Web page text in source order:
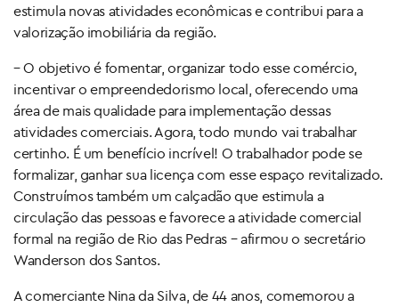
estimula novas atividades econômicas e contribui para a
valorização imobiliária da região.
– O objetivo é fomentar, organizar todo esse comércio,
incentivar o empreendedorismo local, oferecendo uma
área de mais qualidade para implementação dessas
atividades comerciais. Agora, todo mundo vai trabalhar
certinho. É um benefício incrível! O trabalhador pode se
formalizar, ganhar sua licença com esse espaço revitalizado.
Construímos também um calçadão que estimula a
circulação das pessoas e favorece a atividade comercial
formal na região de Rio das Pedras – afirmou o secretário
Wanderson dos Santos.
A comerciante Nina da Silva, de 44 anos, comemorou a